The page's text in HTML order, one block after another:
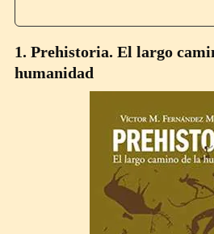
1. Prehistoria. El largo
humanidad